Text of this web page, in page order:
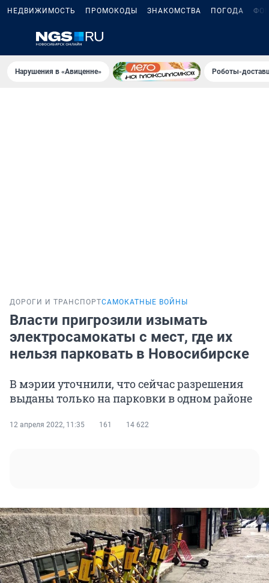
НЕДВИЖИМОСТЬ ПРОМОКОДЫ ЗНАКОМСТВА ПОГОДА
Нарушения в «Авиценне» Роботы-
ДОРОГИ И ТРАНСПОРТСАМОКАТНЫЕ ВОЙНЫ
Власти пригрозили изымать
электросамокаты с мест, где их
нельзя парковать в Новосибирске
В мэрии уточнили, что сейчас разрешения
выданы только на парковки в одном районе
12 апреля 2022, 11:35 161 14 622